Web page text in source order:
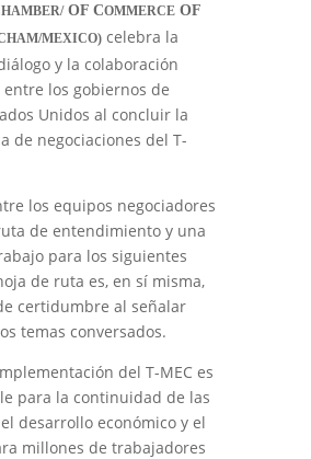
HAMBER/OF COMMERCEOF
MEXICO) celebra la
y la colaboración
los gobiernos de
Unidos al concluir la
de negociaciones del T-
los equipos negociadores
de entendimiento y una
para los siguientes
de ruta es, en sí misma,
certidumbre al señalar
temas conversados.
del T-MEC es
para la continuidad de las
desarrollo económico y el
millones de trabajadores